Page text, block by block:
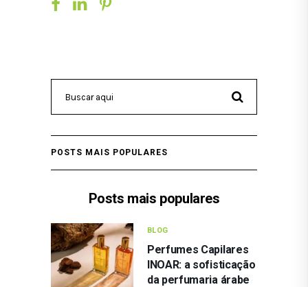
POSTS MAIS POPULARES
Posts mais populares
BLOG
Perfumes Capilares
INOAR: a sofisticação
da perfumaria árabe